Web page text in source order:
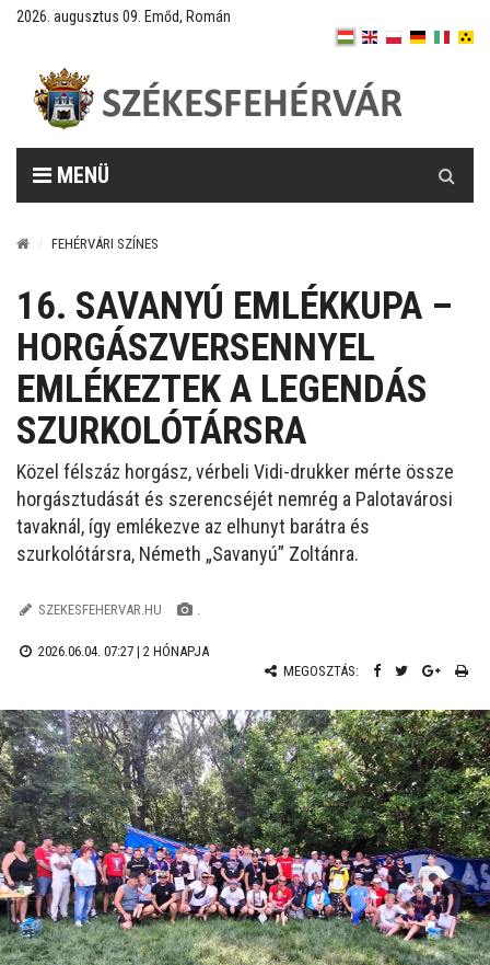
2026. augusztus 09. Emőd, Román
MENÜ
FEHÉRVÁRI SZÍNES
16. SAVANYÚ EMLÉKKUPA –
HORGÁSZVERSENNYEL
EMLÉKEZTEK A LEGENDÁS
SZURKOLÓTÁRSRA
Közel félszáz horgász, vérbeli Vidi-drukker mérte össze
horgásztudását és szerencséjét nemrég a Palotavárosi
tavaknál, így emlékezve az elhunyt barátra és
szurkolótársra, Németh „Savanyú” Zoltánra.
SZEKESFEHERVAR.HU .
2026.06.04. 07:27 | 2 HÓNAPJA
MEGOSZTÁS: